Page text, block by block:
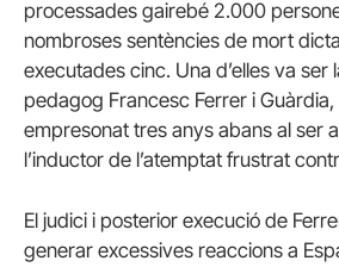
processades gairebé 2.000
nombroses sentències de mort
executades cinc. Una d’elles va ser
pedagog Francesc Ferrer i
empresonat tres anys abans al ser
l’inductor de l’atemptat frustrat
El judici i posterior execució de
generar excessives reaccions a